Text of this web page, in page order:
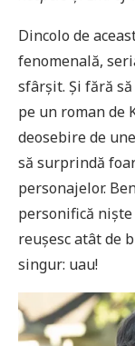
Dincolo de
fenomenală,
sfârșit. Și fără
pe un roman de
deosebire de
să surprindă
personajelor.
personifică
reușesc atât de
singur: uau!